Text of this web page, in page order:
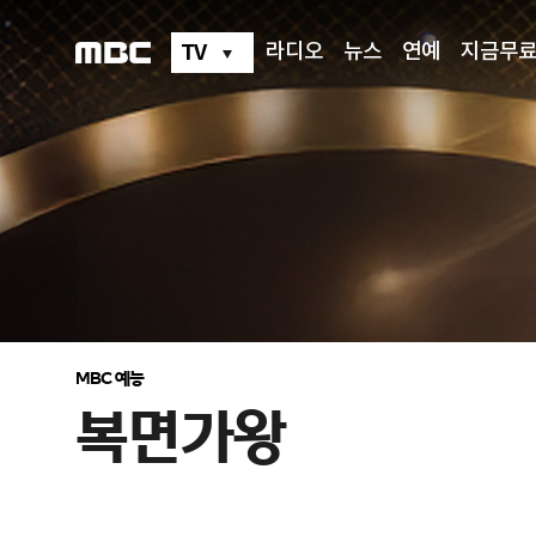
TV 라디오 뉴스 연예 지금무료
면
가
왕
MBC 예능
복면가왕